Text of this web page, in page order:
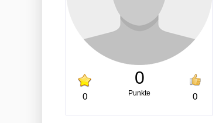
0
0
Punkte 0